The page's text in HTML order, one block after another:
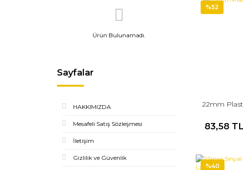
Ürün Bulunamadı.
Sayfalar
HAKKIMIZDA
Mesafeli Satış Sözleşmesi
İletişim
Gizlilik ve Güvenlik
%52
22mm
83,58 TL
%40